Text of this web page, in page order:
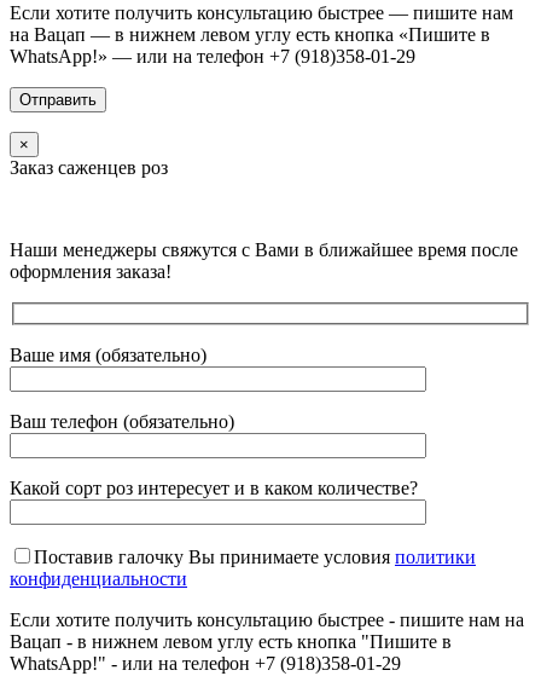
Если хотите получить консультацию быстрее — пишите нам
на Вацап — в нижнем левом углу есть кнопка «Пишите в
WhatsApp!» — или на телефон +7 (918)358-01-29
×
Заказ саженцев роз
Наши менеджеры свяжутся с Вами в ближайшее время после
оформления заказа!
Ваше имя (обязательно)
Ваш телефон (обязательно)
Какой сорт роз интересует и в каком количестве?
Поставив галочку Вы принимаете условия политики
конфиденциальности
Если хотите получить консультацию быстрее - пишите нам на
Вацап - в нижнем левом углу есть кнопка "Пишите в
WhatsApp!" - или на телефон +7 (918)358-01-29